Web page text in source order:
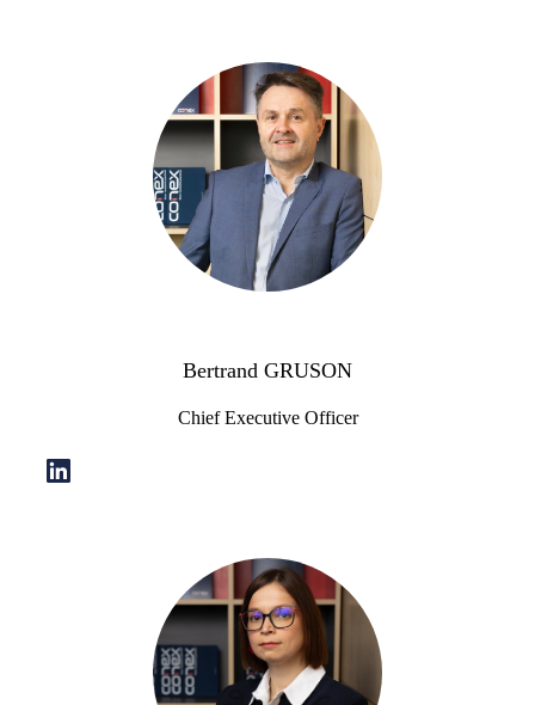
Bertrand GRUSON
Chief Executive Officer